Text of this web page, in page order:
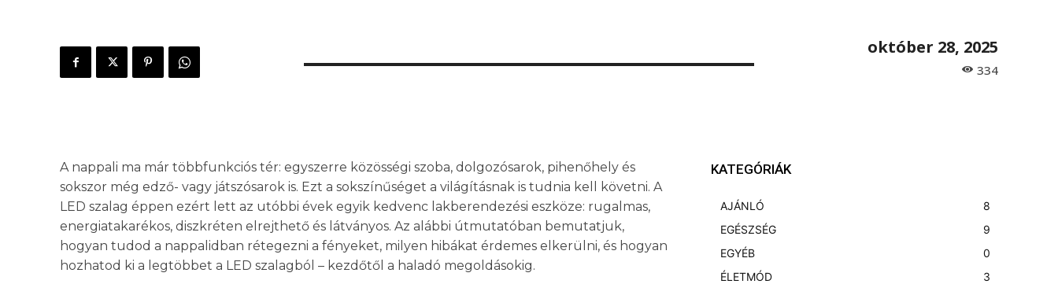
október 28, 2025
334
A nappali ma már többfunkciós tér: egyszerre közösségi szoba, dolgozósarok, pihenőhely és
sokszor még edző- vagy játszósarok is. Ezt a sokszínűséget a világításnak is tudnia kell követni. A
LED szalag éppen ezért lett az utóbbi évek egyik kedvenc lakberendezési eszköze: rugalmas,
energiatakarékos, diszkréten elrejthető és látványos. Az alábbi útmutatóban bemutatjuk,
hogyan tudod a nappalidban rétegezni a fényeket, milyen hibákat érdemes elkerülni, és hogyan
hozhatod ki a legtöbbet a LED szalagból – kezdőtől a haladó megoldásokig.
KATEGÓRIÁK
AJÁNLÓ
8
EGÉSZSÉG
9
EGYÉB
0
ÉLETMÓD
3